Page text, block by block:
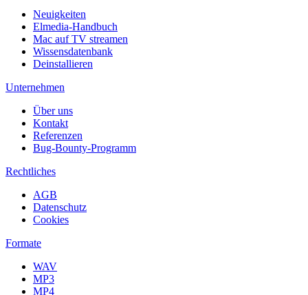
Neuigkeiten
Elmedia-Handbuch
Mac auf TV streamen
Wissensdatenbank
Deinstallieren
Unternehmen
Über uns
Kontakt
Referenzen
Bug-Bounty-Programm
Rechtliches
AGB
Datenschutz
Cookies
Formate
WAV
MP3
MP4